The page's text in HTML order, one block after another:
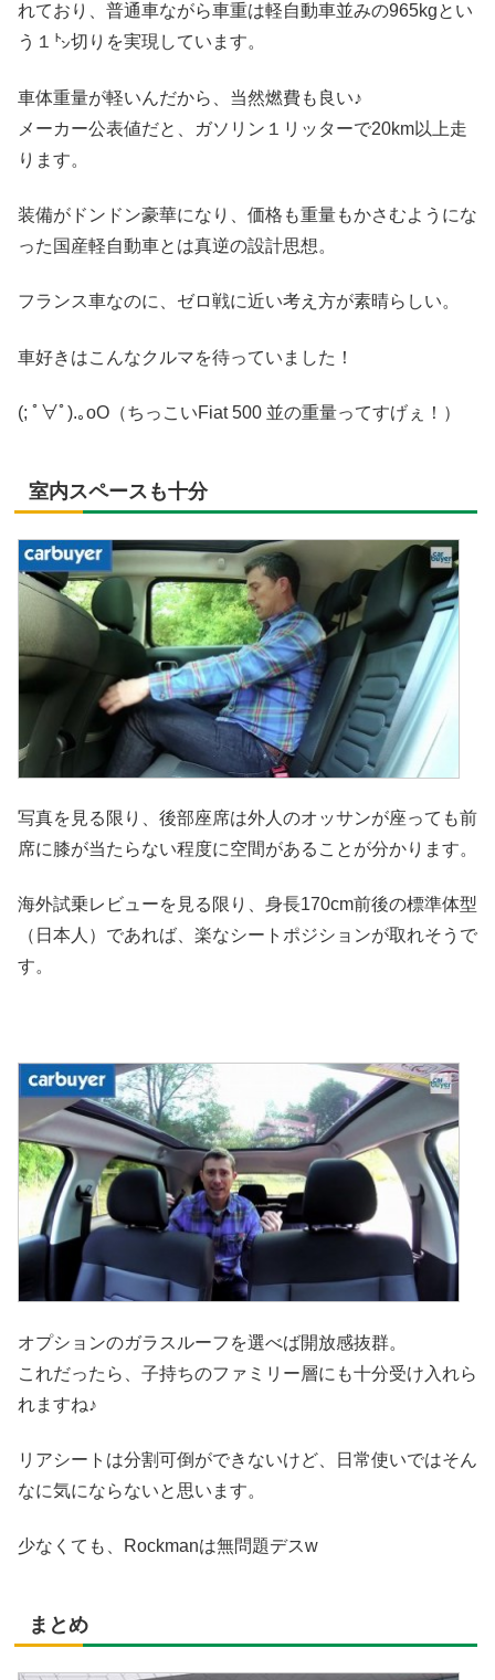
れており、普通車ながら車重は軽自動車並みの965kgとい
う１㌧切りを実現しています。
車体重量が軽いんだから、当然燃費も良い♪
メーカー公表値だと、ガソリン１リッターで20km以上走
ります。
装備がドンドン豪華になり、価格も重量もかさむようにな
った国産軽自動車とは真逆の設計思想。
フランス車なのに、ゼロ戦に近い考え方が素晴らしい。
車好きはこんなクルマを待っていました！
(; ﾟ∀ﾟ).｡oO（ちっこいFiat 500 並の重量ってすげぇ！）
室内スペースも十分
写真を見る限り、後部座席は外人のオッサンが座っても前
席に膝が当たらない程度に空間があることが分かります。
海外試乗レビューを見る限り、身長170cm前後の標準体型
（日本人）であれば、楽なシートポジションが取れそうで
す。
オプションのガラスルーフを選べば開放感抜群。
これだったら、子持ちのファミリー層にも十分受け入れら
れますね♪
リアシートは分割可倒ができないけど、日常使いではそん
なに気にならないと思います。
少なくても、Rockmanは無問題デスw
まとめ